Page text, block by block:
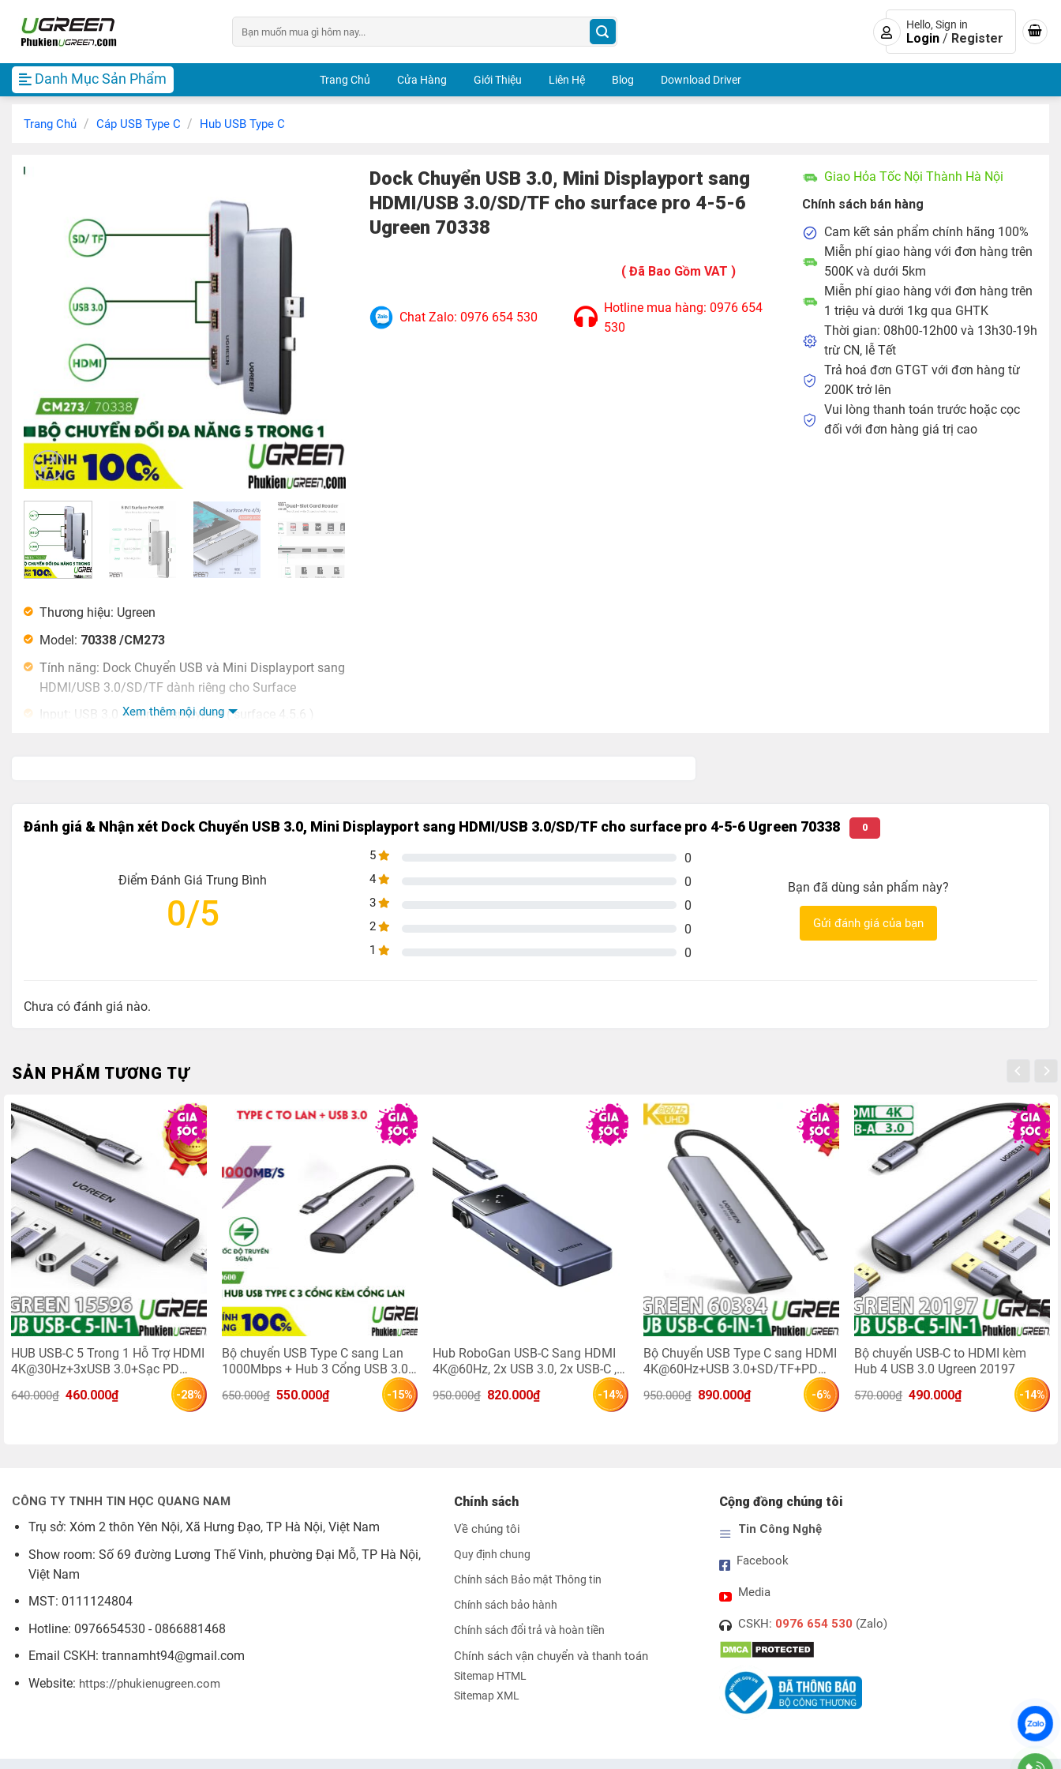
dung
kiếm:
Hello, Sign in
Login / Register
Danh Mục Sản Phẩm Trang Chủ Cửa Hàng Giới Thiệu Liên Hệ Blog Download Driver
Trang Chủ / Cáp USB Type C / Hub USB Type C
Thương hiệu: Ugreen
Model: 70338 /CM273
Tính năng: Dock Chuyển USB và Mini Displayport sang
HDMI/USB 3.0/SD/TF dành riêng cho Surface
Input: USB 3.0 + Mini Displayport ( surface 4.5.6 )
Tốc độ SD/TF: 104Mb/s
Tương tích : Surface Pro 4 , 5 , 6 , 2017 ,2018 , 2019
Xem thêm nội dung
Dock Chuyển USB 3.0, Mini Displayport sang
HDMI/USB 3.0/SD/TF cho surface pro 4-5-6
Ugreen 70338
( Đã Bao Gồm VAT )
Chat Zalo: 0976 654 530
Hotline mua hàng: 0976 654
530
Giao Hỏa Tốc Nội Thành Hà Nội
Chính sách bán hàng
Cam kết sản phẩm chính hãng 100%
Miễn phí giao hàng với đơn hàng trên
500K và dưới 5km
Miễn phí giao hàng với đơn hàng trên
1 triệu và dưới 1kg qua GHTK
Thời gian: 08h00-12h00 và 13h30-19h
trừ CN, lễ Tết
Trả hoá đơn GTGT với đơn hàng từ
200K trở lên
Vui lòng thanh toán trước hoặc cọc
đối với đơn hàng giá trị cao
Đánh giá & Nhận xét Dock Chuyển USB 3.0, Mini Displayport sang HDMI/USB 3.0/SD/TF cho surface pro 4-5-6 Ugreen 70338 0
Điểm Đánh Giá Trung Bình
0/5
5 0
4 0
3 0
2 0
1 0
Bạn đã dùng sản phẩm này?
Gửi đánh giá của bạn
Chưa có đánh giá nào.
SẢN PHẨM TƯƠNG TỰ
HUB USB-C 5 Trong 1 Hỗ Trợ HDMI
4K@30Hz+3xUSB 3.0+Sạc PD
640.000₫ Giá
460.000₫Giá
hiện
-28%
Bộ chuyển USB Type C sang Lan
1000Mbps + Hub 3 Cổng USB 3.0
650.000₫ Giá
550.000₫Giá
hiện
-15%
Hub RoboGan USB-C Sang HDMI
4K@60Hz, 2x USB 3.0, 2x USB-C ,
1x USB 2.0, 1x RJ45 1Gbps, PD
100W Ugreen 45155
950.000₫ Giá
820.000₫Giá
hiện
-14%
Bộ Chuyển USB Type C sang HDMI
4K@60Hz+USB 3.0+SD/TF+PD
950.000₫ Giá
890.000₫Giá
hiện
-6%
Bộ chuyển USB-C to HDMI kèm
Hub 4 USB 3.0 Ugreen 20197
570.000₫ Giá
490.000₫Giá
hiện
-14%
CÔNG TY TNHH TIN HỌC QUANG NAM
Trụ sở: Xóm 2 thôn Yên Nội, Xã Hưng Đạo, TP Hà Nội, Việt Nam
Show room: Số 69 đường Lương Thế Vinh, phường Đại Mỗ, TP Hà Nội,
Việt Nam
MST: 0111124804
Hotline: 0976654530 - 0866881468
Email CSKH: trannamht94@gmail.com
Website: https://phukienugreen.com
Chính sách
Về chúng tôi
Quy định chung
Chính sách Bảo mật Thông tin
Chính sách bảo hành
Chính sách đổi trả và hoàn tiền
Chính sách vận chuyển và thanh toán
Sitemap HTML
Sitemap XML
Cộng đồng chúng tôi
Tin Công Nghệ
Facebook
Media
CSKH: 0976 654 530 (Zalo)